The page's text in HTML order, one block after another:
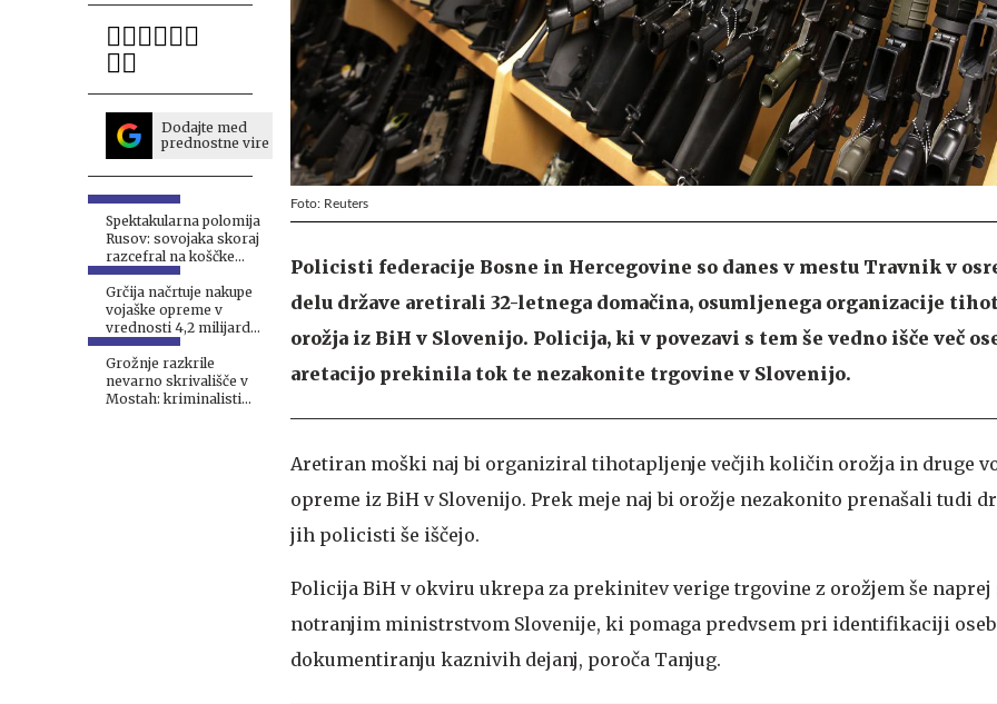
Dodajte med
prednostne vire
Spektakularna polomija
Rusov: sovojaka skoraj
razcefral na koščke
#video
Grčija načrtuje nakupe
vojaške opreme v
vrednosti 4,2 milijarde
evrov
Grožnje razkrile
nevarno skrivališče v
Mostah: kriminalisti
Foto: Reuters
Policisti federacije Bosne in Hercegovine so danes v mestu Travnik v
delu države aretirali 32-letnega domačina, osumljenega organizacije
orožja iz BiH v Slovenijo. Policija, ki v povezavi s tem še vedno išče več
aretacijo prekinila tok te nezakonite trgovine v Slovenijo.
Aretiran moški naj bi organiziral tihotapljenje večjih količin orožja in druge
opreme iz BiH v Slovenijo. Prek meje naj bi orožje nezakonito prenašali tudi
jih policisti še iščejo.
Policija BiH v okviru ukrepa za prekinitev verige trgovine z orožjem še naprej
notranjim ministrstvom Slovenije, ki pomaga predvsem pri identifikaciji
dokumentiranju kaznivih dejanj, poroča Tanjug.